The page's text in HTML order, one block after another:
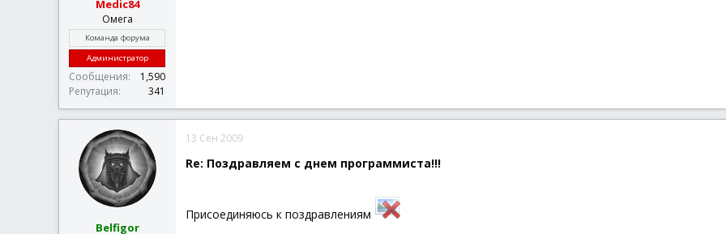
Medic84
Омега
Команда форума
Администратор
Сообщения
1,590
Репутация
341
Belfigor
13 Сен 2009
Re: Поздравляем с днем программиста!!!
Присоединяюсь к поздравлениям